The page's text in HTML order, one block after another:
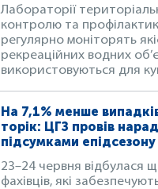
Лабораторії
контролю та
регулярно моніторять
рекреаційних водних
використовуються для
На 7,1% менше
торік: ЦГЗ провів
підсумками
23–24 червня відбулася
фахівців, які